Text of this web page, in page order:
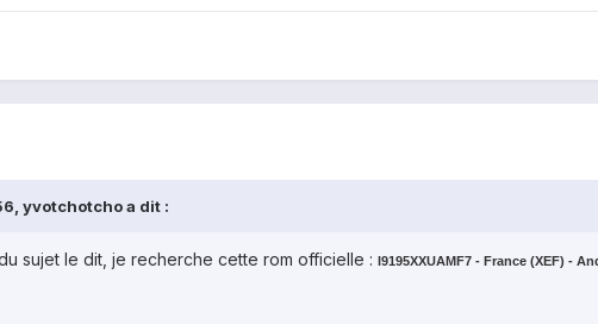
yvotchotcho a dit :
sujet le dit, je recherche cette rom officielle : I9195XXUAMF7 - France (XEF) -